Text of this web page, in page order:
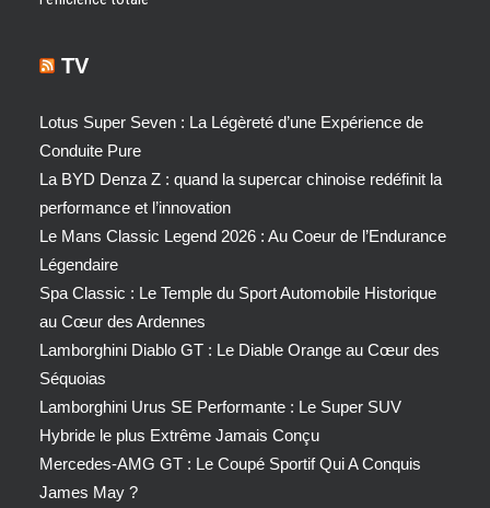
TV
Lotus Super Seven : La Légèreté d’une Expérience de
Conduite Pure
La BYD Denza Z : quand la supercar chinoise redéfinit la
performance et l’innovation
Le Mans Classic Legend 2026 : Au Coeur de l’Endurance
Légendaire
Spa Classic : Le Temple du Sport Automobile Historique
au Cœur des Ardennes
Lamborghini Diablo GT : Le Diable Orange au Cœur des
Séquoias
Lamborghini Urus SE Performante : Le Super SUV
Hybride le plus Extrême Jamais Conçu
Mercedes-AMG GT : Le Coupé Sportif Qui A Conquis
James May ?